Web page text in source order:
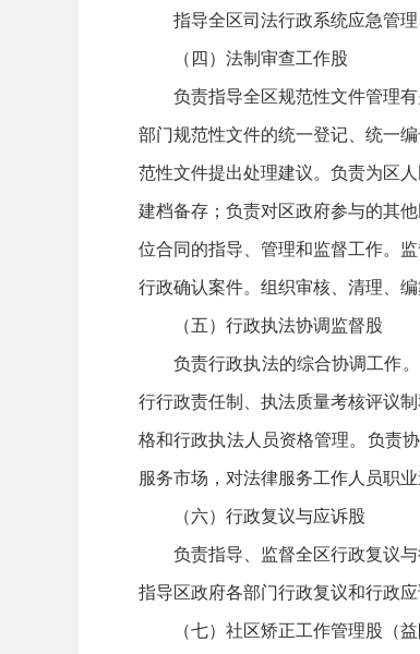
指导全区司法行政系统应急管
（四）法制审查工作股
负责指导全区规范性文件管理
部门规范性文件的统一登记、统一
范性文件提出处理建议。负责为区
建档备存；负责对区政府参与的其
位合同的指导、管理和监督工作。
行政确认案件。组织审核、清理、编
（五）行政执法协调监督股
负责行政执法的综合协调工作
行行政责任制、执法质量考核评议
格和行政执法人员资格管理。负责
服务市场，对法律服务工作人员职
（六）行政复议与应诉股
负责指导、监督全区行政复议
指导区政府各部门行政复议和行政
（七）社区矫正工作管理股（